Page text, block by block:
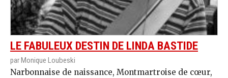
LE FABULEUX DESTIN DE LINDA BASTIDE
par Monique Loubeski
Narbonnaise de naissance, Montmartroise de cœur,